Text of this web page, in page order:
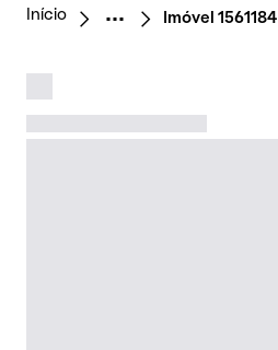
Início Imóvel 1561184